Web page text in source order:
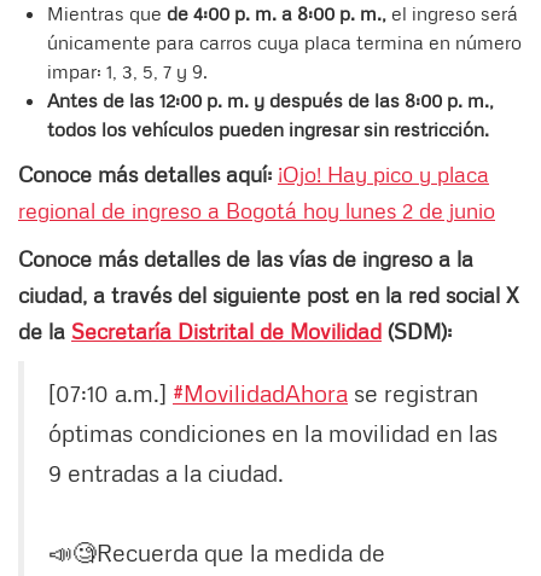
Mientras que de 4:00 p. m. a 8:00 p. m., el ingreso será
únicamente para carros cuya placa termina en número
impar: 1, 3, 5, 7 y 9.
Antes de las 12:00 p. m. y después de las 8:00 p. m.,
todos los vehículos pueden ingresar sin restricción.
Conoce más detalles aquí: ¡Ojo! Hay pico y placa
regional de ingreso a Bogotá hoy lunes 2 de junio
Conoce más detalles de las vías de ingreso a la
ciudad, a través del siguiente post en la red social X
de la Secretaría Distrital de Movilidad (SDM):
[07:10 a.m.] #MovilidadAhora se registran
óptimas condiciones en la movilidad en las
9 entradas a la ciudad.
📣🧐Recuerda que la medida de